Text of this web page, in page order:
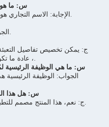
س: ما هو
الإجابة: الاسم التجاري هو محفز هيدروجين البنزين المتصدع.
الجواب: هذا المنتج مصنوع في الصين.
ج: يمكن تخصيص تفاصيل
، عادة ما تكون متوفرة في حزمة طبل أو طن.
س: ما هي الوظيفة الرئيسية
الجواب: الوظيفة الرئيسية
س: هل هذا
ج: نعم، هذا المنتج مصمم للتطبيقات الصناعية في صناعة البترول.